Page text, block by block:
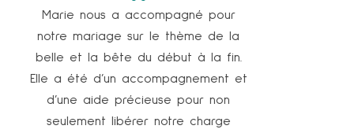
Si vous cherchez une personne qui
pense à tout et à détails que vous
ne pouvez pas imaginer et être
vous permettre d’ être plus libre sur
un jour de mariage. Appelez Marie
elle est à votre écoute, vous suis,